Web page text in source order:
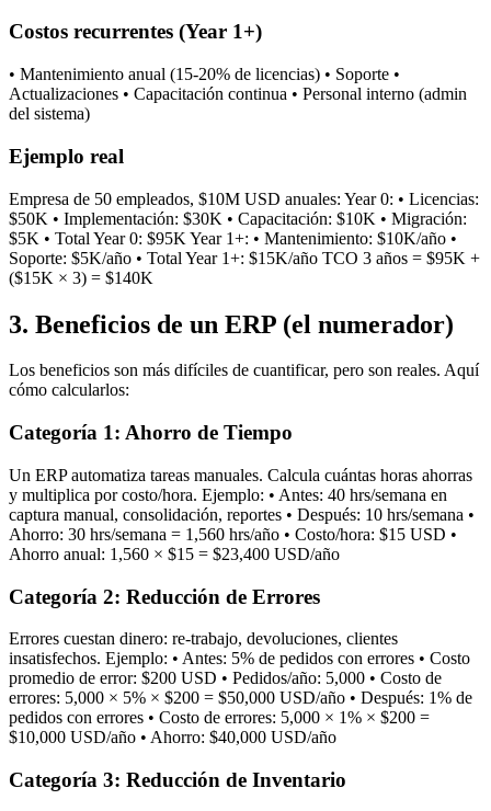
Costos recurrentes (Year 1+)
• Mantenimiento anual (15-20% de licencias) • Soporte •
Actualizaciones • Capacitación continua • Personal interno (admin
del sistema)
Ejemplo real
Empresa de 50 empleados, $10M USD anuales: Year 0: • Licencias:
$50K • Implementación: $30K • Capacitación: $10K • Migración:
$5K • Total Year 0: $95K Year 1+: • Mantenimiento: $10K/año •
Soporte: $5K/año • Total Year 1+: $15K/año TCO 3 años = $95K +
($15K × 3) = $140K
3. Beneficios de un ERP (el numerador)
Los beneficios son más difíciles de cuantificar, pero son reales. Aquí
cómo calcularlos:
Categoría 1: Ahorro de Tiempo
Un ERP automatiza tareas manuales. Calcula cuántas horas ahorras
y multiplica por costo/hora. Ejemplo: • Antes: 40 hrs/semana en
captura manual, consolidación, reportes • Después: 10 hrs/semana •
Ahorro: 30 hrs/semana = 1,560 hrs/año • Costo/hora: $15 USD •
Ahorro anual: 1,560 × $15 = $23,400 USD/año
Categoría 2: Reducción de Errores
Errores cuestan dinero: re-trabajo, devoluciones, clientes
insatisfechos. Ejemplo: • Antes: 5% de pedidos con errores • Costo
promedio de error: $200 USD • Pedidos/año: 5,000 • Costo de
errores: 5,000 × 5% × $200 = $50,000 USD/año • Después: 1% de
pedidos con errores • Costo de errores: 5,000 × 1% × $200 =
$10,000 USD/año • Ahorro: $40,000 USD/año
Categoría 3: Reducción de Inventario